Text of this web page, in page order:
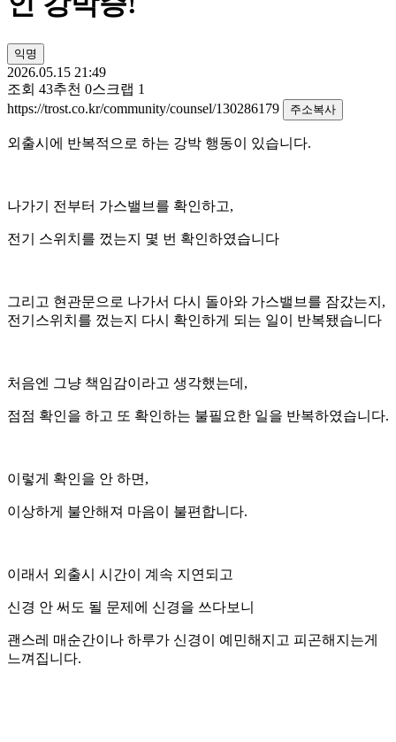
익명
2026.05.15 21:49
조회 43추천 0스크랩 1
https://trost.co.kr/community/counsel/130286179
주소복사
외출시에 반복적으로 하는 강박 행동이 있습니다.
나가기 전부터 가스밸브를 확인하고,
전기 스위치를 껐는지 몇 번 확인하였습니다
그리고 현관문으로 나가서 다시 돌아와 가스밸브를 잠갔는지,
전기스위치를 껐는지 다시 확인하게 되는 일이 반복됐습니다
처음엔 그냥 책임감이라고 생각했는데,
점점 확인을 하고 또 확인하는 불필요한 일을 반복하였습니다.
이렇게 확인을 안 하면,
이상하게 불안해져 마음이 불편합니다.
이래서 외출시 시간이 계속 지연되고
신경 안 써도 될 문제에 신경을 쓰다보니
괜스레 매순간이나 하루가 신경이 예민해지고 피곤해지는게
느껴집니다.